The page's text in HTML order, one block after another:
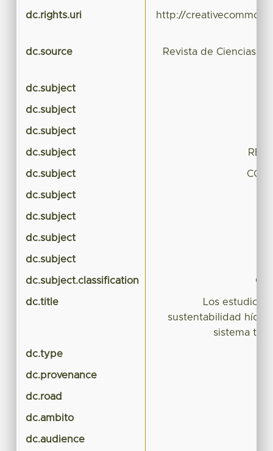
dc.rights.uri http://
dc.source
Revista de Ciencias
dc.subject
dc.subject
dc.subject
dc.subject
dc.subject
dc.subject
dc.subject
dc.subject
dc.subject
dc.subject.classification
dc.title
Los estudios
sustentabilidad
sistema
dc.type
dc.provenance
dc.road
dc.ambito
dc.audience